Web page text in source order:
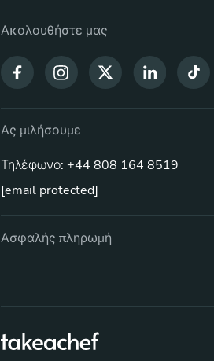
Ακολουθήστε μας
Ας μιλήσουμε
Τηλέφωνο: +44 808 164 8519
[email protected]
Ασφαλής πληρωμή